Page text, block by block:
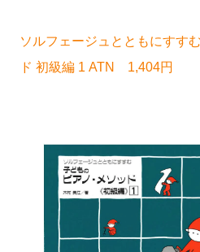
ソルフェージュとともにすす
ド 初級編 1 ATN 1,404円